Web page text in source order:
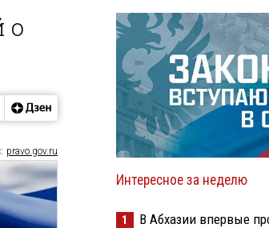
о
pravo.gov.ru
Интересное за неделю
1
В Абхазии впервые